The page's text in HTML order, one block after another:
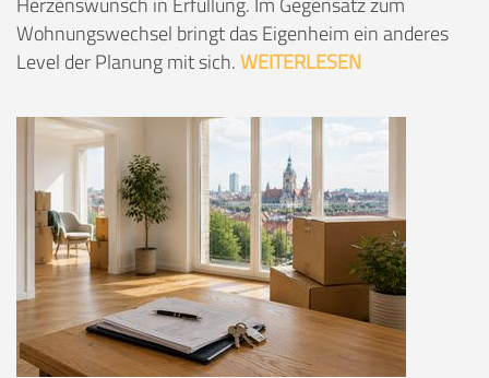
Wohnungswechsel bringt das Eigenheim ein anderes
Level der Planung mit sich.WEITERLESEN